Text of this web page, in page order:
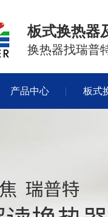
板式换热器
换热器找瑞普
产品中心 板式